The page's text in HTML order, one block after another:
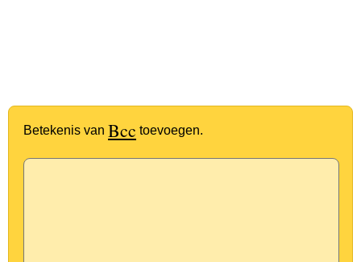
Betekenis van Bcc toevoegen.